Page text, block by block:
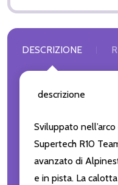
DESCRIZIONE
descrizione
Sviluppato
Supertech R10
avanzato di
e in pista. La